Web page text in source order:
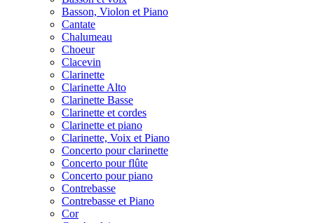
Basson, Violon et Piano
Cantate
Chalumeau
Choeur
Clacevin
Clarinette
Clarinette Alto
Clarinette Basse
Clarinette et cordes
Clarinette et piano
Clarinette, Voix et Piano
Concerto pour clarinette
Concerto pour flûte
Concerto pour piano
Contrebasse
Contrebasse et Piano
Cor